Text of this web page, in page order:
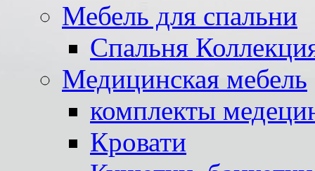
Мебель для спальни
Спальня
Медицинская мебель
комплекты
Кровати